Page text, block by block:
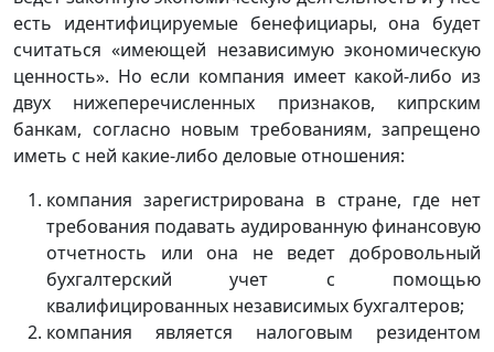
есть идентифицируемые бенефициары, она будет
считаться «имеющей независимую экономическую
ценность». Но если компания имеет какой-либо из
двух нижеперечисленных признаков, кипрским
банкам, согласно новым требованиям, запрещено
иметь с ней какие-либо деловые отношения:
компания зарегистрирована в стране, где нет
требования подавать аудированную финансовую
отчетность или она не ведет добровольный
бухгалтерский учет с помощью
квалифицированных независимых бухгалтеров;
компания является налоговым резидентом